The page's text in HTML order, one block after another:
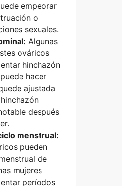
empeorar
o
sexuales.
Algunas
ováricos
hinchazón
hacer
ajustada
después
menstrual:
pueden
de
mujeres
períodos